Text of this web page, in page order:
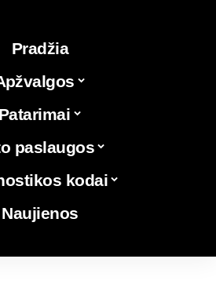
Pradžia
Patarimai
paslaugos
kodai
Naujienos